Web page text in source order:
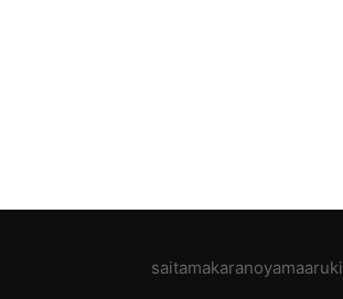
saitamakaranoyamaaruki